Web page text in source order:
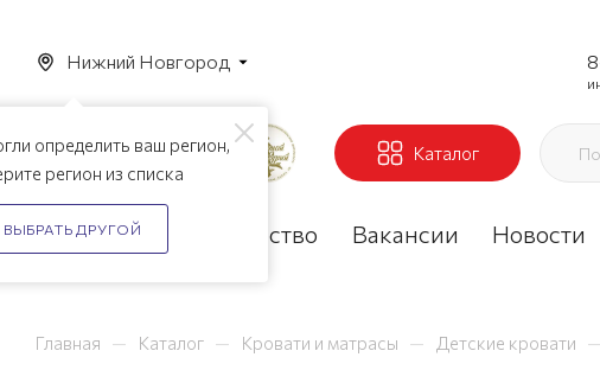
Нижний Новгород
определить ваш регион,
регион из списка
ВЫБРАТЬ ДРУГОЙ
Каталог
Акции Партнерство Вакансии Новости
Главная — Каталог — Кровати и матрасы — Детские кровати —